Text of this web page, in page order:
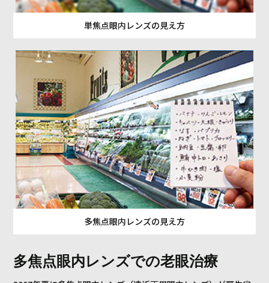
単焦点眼内レンズの見え方
多焦点眼内レンズの見え方
多焦点眼内レンズでの老眼治療